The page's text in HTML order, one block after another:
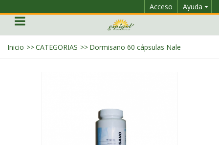
Ayuda
Acceso
Inicio >>CATEGORIAS >> Dormisano 60 cápsulas Nale